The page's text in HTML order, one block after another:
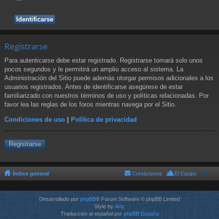
Registrarse
Para autenticarse debe estar registrado. Registrarse tomará solo unos
pocos segundos y le permitirá un amplio acceso al sistema. La
Administración del Sitio puede además otorgar permisos adicionales a los
usuarios registrados. Antes de identificarse asegúrese de estar
familiarizado con nuestros términos de uso y políticas relacionadas. Por
favor lea las reglas de los foros mientras navega por el Sitio.
Condiciones de uso | Política de privacidad
Registrarse
Índice general El Equipo
Contáctenos
Desarrollado por phpBB® Forum Software © phpBB Limited
Style by Arty
Traducción al español por phpBB España